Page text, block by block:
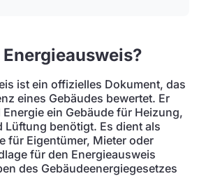
ist ein offizielles Dokument, das
eines Gebäudes bewertet. Er
ein Gebäude für Heizung,
Lüftung benötigt. Es dient als
für Eigentümer, Mieter oder
für den Energieausweis
des Gebäudeenergiegesetzes